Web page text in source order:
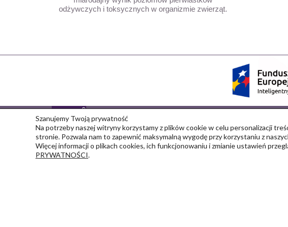
odżywczych i toksycznych w organizmie zwierząt.
Znajdziesz nas na:
Copyright © 2026 petsdiag
Szanujemy Twoją prywatność
Na potrzeby naszej witryny korzystamy z plików cookie w celu personalizacji
stronie. Pozwala nam to zapewnić maksymalną wygodę przy korzystaniu z
Więcej informacji o plikach cookies, ich funkcjonowaniu i zmianie ustawień
PRYWATNOŚCI.